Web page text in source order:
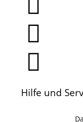
Hilfe und